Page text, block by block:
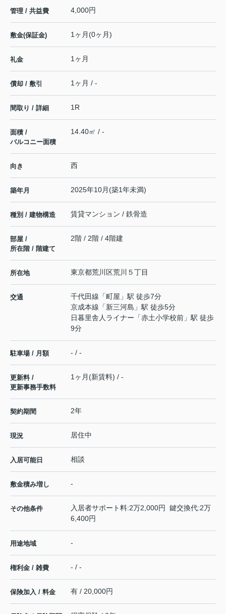
管理 / 共益費 4,000円
敷金(保証金) 1ヶ月(0ヶ月)
礼金 1ヶ月
償却 / 敷引 1ヶ月 / -
間取り / 詳細 1R
面積 /
バルコニー面積
14.40㎡ / -
向き 西
築年月 2025年10月(築1年未満)
種別 / 建物構造 賃貸マンション / 鉄骨造
部屋 /
所在階 / 階建て
2階 / 2階 / 4階建
所在地 東京都荒川区荒川 ５丁目
交通 千代田線 「町屋 」駅 徒歩7分
京成本線 「新三河島 」駅 徒歩5分
日暮里舎人ライナー 「赤土小学校前 」駅 徒歩
9分
駐車場 / 月額 - / -
更新料 /
更新事務手数料
1ヶ月(新賃料) / -
契約期間 2年
現況 居住中
入居可能日 相談
敷金積み増し -
その他条件
入居者サポート料:2万2,000円 鍵交換代:2万
6,400円
用途地域 -
権利金 / 雑費 - / -
保険加入 / 料金 有 / 20,000円